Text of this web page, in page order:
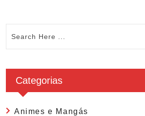
Categorias
Animes e Mangás